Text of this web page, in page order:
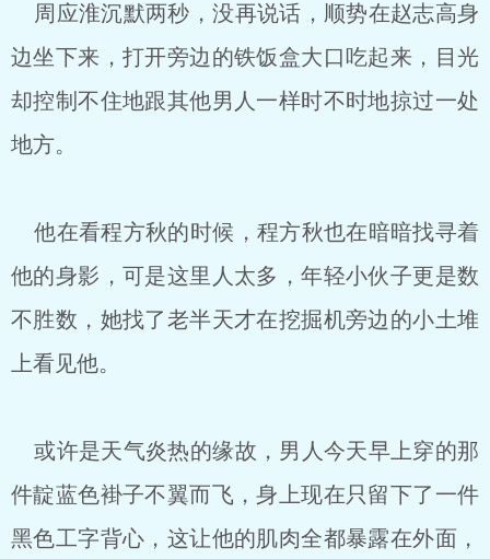
周应淮沉默两秒，没再说话，顺势在赵志高身
边坐下来，打开旁边的铁饭盒大口吃起来，目光
却控制不住地跟其他男人一样时不时地掠过一处
地方。
他在看程方秋的时候，程方秋也在暗暗找寻着
他的身影，可是这里人太多，年轻小伙子更是数
不胜数，她找了老半天才在挖掘机旁边的小土堆
上看见他。
或许是天气炎热的缘故，男人今天早上穿的那
件靛蓝色褂子不翼而飞，身上现在只留下了一件
黑色工字背心，这让他的肌肉全都暴露在外面，